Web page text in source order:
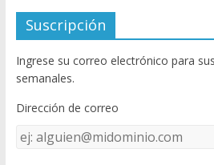
e
b
o
o
k
itt
er
u
T
u
e
C
Suscripción
Ingrese su correo electrónico para
semanales.
Dirección de correo
Dirección
de